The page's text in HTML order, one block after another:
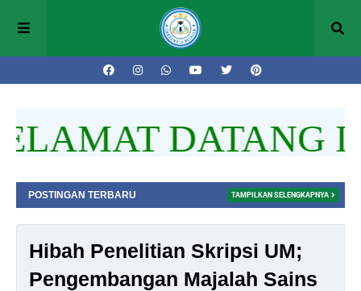
DATANG DI
POSTINGAN TERBARU TAMPILKAN SELENGKAPNYA
Hibah Penelitian Skripsi UM;
Pengembangan Majalah Sains